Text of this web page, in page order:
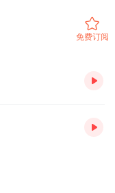
免费订阅